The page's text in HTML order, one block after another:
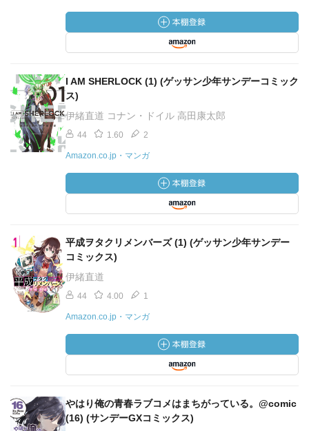
I AM SHERLOCK (1) (ゲッサン少年サンデーコミック
ス)
伊緒直道 コナン・ドイル 高田康太郎
44 1.60 2
Amazon.co.jp・マンガ
平成ヲタクリメンバーズ (1) (ゲッサン少年サンデー
コミックス)
伊緒直道
44 4.00 1
Amazon.co.jp・マンガ
やはり俺の青春ラブコメはまちがっている。@comic
(16) (サンデーGXコミックス)